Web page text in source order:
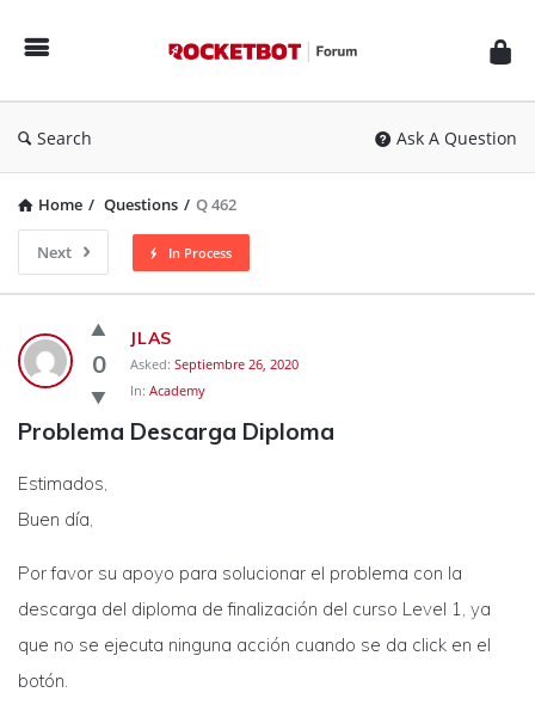
Forum
Search Ask A Question
Home / Questions / Q 462
Next In Process
Rocketbot
Forum
Latest
Questions
0
JLAS
Asked: Septiembre 26, 2020
In: Academy
Problema Descarga Diploma
Estimados,
Buen día,
Por favor su apoyo para solucionar el problema con la
descarga del diploma de finalización del curso Level 1, ya
que no se ejecuta ninguna acción cuando se da click en el
botón.